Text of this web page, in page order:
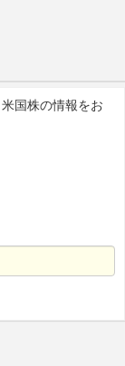
国株の情報をお